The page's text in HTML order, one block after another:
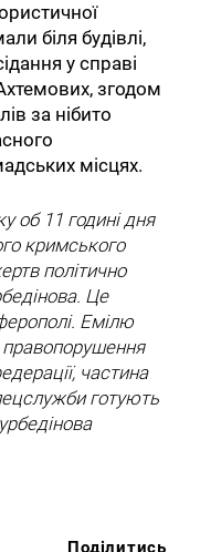
біля будівлі,
у справі
згодом
за нібито
місцях.
об 11 годині дня
кримського
політично
Це
Емілю
правопорушення
частина
готують
Поділитись